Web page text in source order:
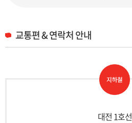
교통편 & 연락처 안내
대전 1호선